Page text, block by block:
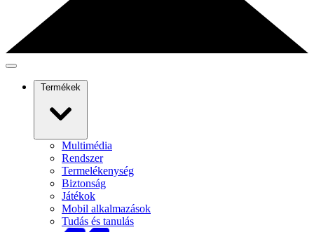
Termékek
Multimédia
Rendszer
Termelékenység
Biztonság
Játékok
Mobil alkalmazások
Tudás és tanulás